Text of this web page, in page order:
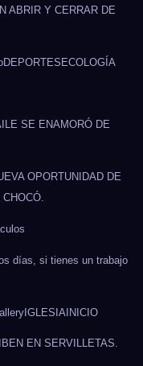
ABRIR Y CERRAR DE
DEPORTES ECOLOGÍA
SE ENAMORÓ DE
OPORTUNIDAD DE
CHOCÓ.
días, si tienes un trabajo
IGLESIAINICIO
EN SERVILLETAS.